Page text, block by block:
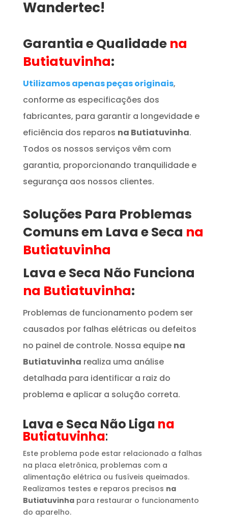
Wandertec!
Garantia e Qualidadena
Butiatuvinha:
Utilizamos apenas peças originais,
conforme as especificações dos
fabricantes, para garantir a longevidade e
eficiência dos reparos na Butiatuvinha.
Todos os nossos serviços vêm com
garantia, proporcionando tranquilidade e
segurança aos nossos clientes.
Soluções Para Problemas
Comuns em Lava e Seca na
Butiatuvinha
Lava e Seca Não Funciona
na Butiatuvinha:
Problemas de funcionamento podem ser
causados por falhas elétricas ou defeitos
no painel de controle. Nossa equipe na
Butiatuvinha realiza uma análise
detalhada para identificar a raiz do
problema e aplicar a solução correta.
Lava e Seca Não Liga na
Butiatuvinha:
Este problema pode estar relacionado a falhas
na placa eletrônica, problemas com a
alimentação elétrica ou fusíveis queimados.
Realizamos testes e reparos precisos na
Butiatuvinhapara restaurar o funcionamento
do aparelho.